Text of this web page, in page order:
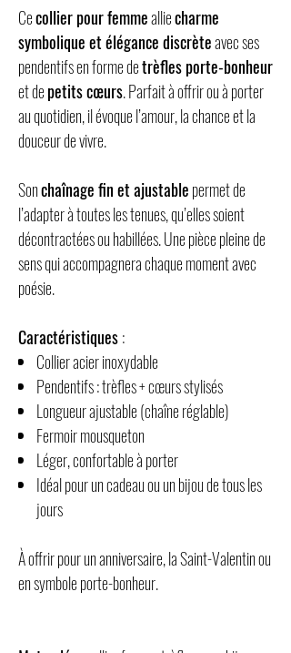
Cecollier pour femmealliecharme
symbolique et élégance discrèteavec ses
pendentifs en forme detrèfles porte-bonheur
et depetits cœurs. Parfait à offrir ou à porter
au quotidien, il évoque l’amour, la chance et la
douceur de vivre.
Sonchaînage fin et ajustablepermet de
l’adapter à toutes les tenues, qu’elles soient
décontractées ou habillées. Une pièce pleine de
sens qui accompagnera chaque moment avec
poésie.
Caractéristiques:
Collier acier inoxydable
Pendentifs : trèfles + cœurs stylisés
Longueur ajustable (chaîne réglable)
Fermoir mousqueton
Léger, confortable à porter
Idéal pour un cadeau ou un bijou de tous les
jours
À offrir pour un anniversaire, la Saint-Valentin ou
en symbole porte-bonheur.